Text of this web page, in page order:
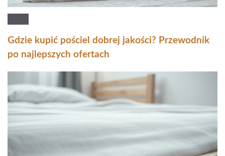
Gdzie kupić pościel dobrej jakości? Przewodnik
po najlepszych ofertach